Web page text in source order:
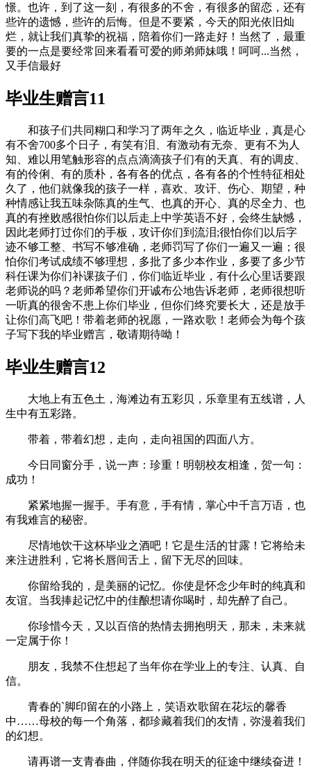
憬。也许，到了这一刻，有很多的不舍，有很多的留恋，还有
些许的遗憾，些许的后悔。但是不要紧，今天的阳光依旧灿
烂，就让我们真挚的祝福，陪着你们一路走好！当然了，最重
要的一点是要经常回来看看可爱的师弟师妹哦！呵呵...当然，
又手信最好
毕业生赠言11
和孩子们共同糊口和学习了两年之久，临近毕业，真是心
有不舍700多个日子，有笑有泪、有激动有无奈、更有不为人
知、难以用笔触形容的点点滴滴孩子们有的天真、有的调皮、
有的伶俐、有的质朴，各有各的优点，各有各的个性特征相处
久了，他们就像我的孩子一样，喜欢、攻讦、伤心、期望，种
种情感让我五味杂陈真的生气、也真的开心、真的尽全力、也
真的有挫败感很怕你们以后走上中学英语不好，会终生缺憾，
因此老师打过你们的手板，攻讦你们到流泪;很怕你们以后字
迹不够工整、书写不够准确，老师罚写了你们一遍又一遍；很
怕你们考试成绩不够理想，多批了多少本作业，多要了多少节
科任课为你们补课孩子们，你们临近毕业，有什么心里话要跟
老师说的吗？老师希望你们开诚布公地告诉老师，老师很想听
一听真的很舍不患上你们毕业，但你们终究要长大，还是放手
让你们高飞吧！带着老师的祝愿，一路欢歌！老师会为每个孩
子写下我的毕业赠言，敬请期待呦！
毕业生赠言12
大地上有五色土，海滩边有五彩贝，乐章里有五线谱，人
生中有五彩路。
带着，带着幻想，走向，走向祖国的四面八方。
今日同窗分手，说一声：珍重！明朝校友相逢，贺一句：
成功！
紧紧地握一握手。手有意，手有情，掌心中千言万语，也
有我难言的秘密。
尽情地饮干这杯毕业之酒吧！它是生活的甘露！它将给未
来注进胜利，它将长唇间舌上，留下无尽的回味。
你留给我的，是美丽的记忆。你使是怀念少年时的纯真和
友谊。当我捧起记忆中的佳酿想请你喝时，却先醉了自己。
你珍惜今天，又以百倍的热情去拥抱明天，那未，未来就
一定属于你！
朋友，我禁不住想起了当年你在学业上的专注、认真、自
信。
青春的`脚印留在的小路上，笑语欢歌留在花坛的馨香
中……母校的每一个角落，都珍藏着我们的友情，弥漫着我们
的幻想。
请再谱一支青春曲，伴随你我在明天的征途中继续奋进！